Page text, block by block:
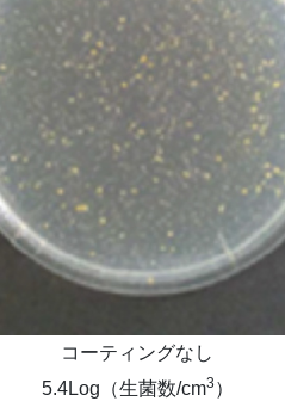
コーティングなし
5.4Log（生菌数/cm3 ）